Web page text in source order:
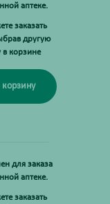
аптеке.
заказать
другую
в корзине
корзину
для заказа
аптеке.
заказать